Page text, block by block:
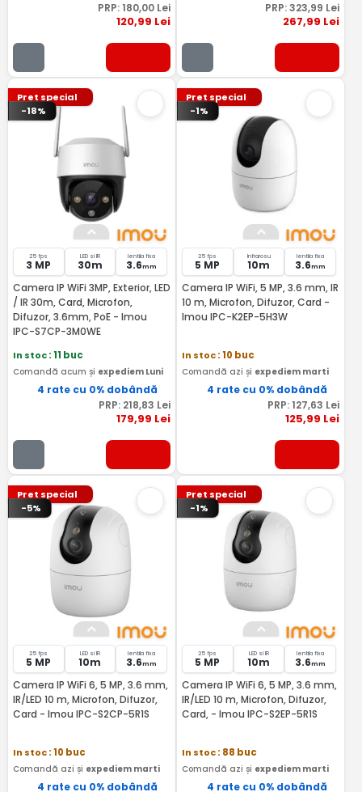
PRP: 180,00Lei
120,99 Lei
PRP:323,99 Lei
267,99 Lei
Pret special
-18%
25 fps
3 MP
LED si IR
30m
lentila fixa
3.6mm
Camera IP WiFi 3MP, Exterior, LED
/ IR 30m, Card, Microfon,
Difuzor, 3.6mm, PoE - Imou
IPC-S7CP-3M0WE
In stoc: 11 buc
Comandă acum și expediem Luni
4 rate cu 0% dobândă
PRP: 218,83 Lei
179,99 Lei
Pret special
-1%
25 fps
5 MP
Infrarosu
10m
lentila fixa
3.6mm
Camera IP WiFi, 5 MP, 3.6 mm, IR
10 m, Microfon, Difuzor, Card -
Imou IPC-K2EP-5H3W
In stoc: 10 buc
Comandă azi și expediem marti
4 rate cu 0% dobândă
PRP: 127,63 Lei
125,99 Lei
Pret special
-5%
25 fps
5 MP
LED si IR
10m
lentila fixa
3.6mm
Camera IP WiFi 6, 5 MP, 3.6 mm,
IR/LED 10 m, Microfon, Difuzor,
Card - Imou IPC-S2CP-5R1S
In stoc: 10 buc
Comandă azi și expediem marti
4 rate cu 0% dobândă
Pret special
-1%
25 fps
5 MP
LED si IR
10m
lentila fixa
3.6mm
Camera IP WiFi 6, 5 MP, 3.6 mm,
IR/LED 10 m, Microfon, Difuzor,
Card, - Imou IPC-S2EP-5R1S
In stoc: 88 buc
Comandă azi și expediem marti
4 rate cu 0% dobândă